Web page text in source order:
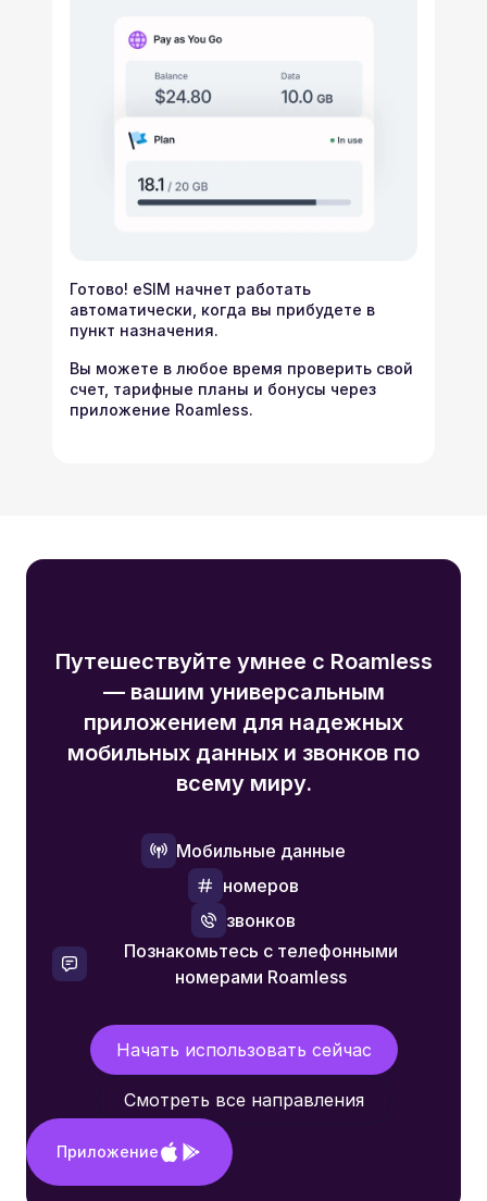
Готово! eSIM начнет работать
автоматически, когда вы прибудете в
пункт назначения.
Вы можете в любое время проверить свой
счет, тарифные планы и бонусы через
приложение Roamless.
Путешествуйте умнее с Roamless
— вашим универсальным
приложением для надежных
мобильных данных и звонков по
всему миру.
Мобильные данные
номеров
звонков
Познакомьтесь с телефонными
номерами Roamless
Начать использовать сейчас
Смотреть все направления
Приложение